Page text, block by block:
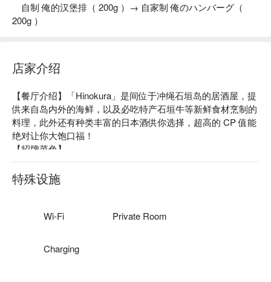
自制 俺的汉堡排（ 200g ）→ 自家制 俺のハンバーグ（
200g ）
店家介绍
【餐厅介绍】「Hinokura」是间位于冲绳石垣岛的居酒屋，提
供来自岛内外的海鲜，以及必吃特产石垣牛等新鲜食材烹制的
料理，此外还有种类丰富的日本酒供你选择，超高的 CP 值能
绝对让你大饱口福！
【招牌菜色】
豪迈到溢出来的寿司：使用鲔鱼背骨肉・鲑鱼卵・海胆制作的
寿司
豪华生鱼片拼盘：由产地直送的鱼肉组合而成的高 CP 值拼
【口碑好评】Google 4.2 星好评推荐⭐️
的时光 ～
特殊设施
Wi-Fi Private Room
Charging